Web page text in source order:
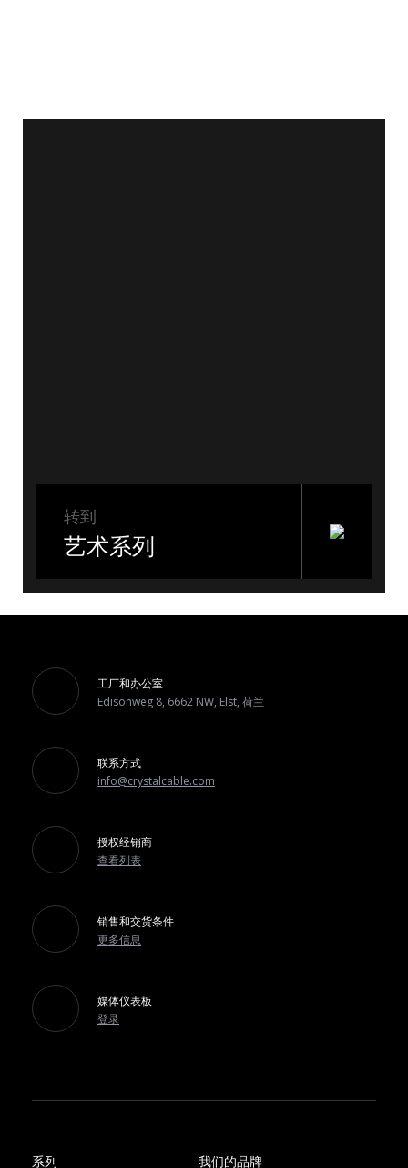
转到
艺术系列
工厂和办公室
Edisonweg 8, 6662 NW, Elst, 荷兰
联系方式
info@crystalcable.com
授权经销商
查看列表
销售和交货条件
更多信息
媒体仪表板
登录
系列 我们的品牌